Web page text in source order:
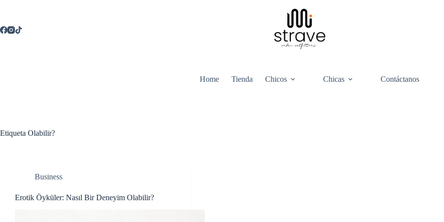
Home Tienda Chicos Chicas Contáctanos
Etiqueta Olabilir?
Business
Erotik Öyküler: Nasıl Bir Deneyim Olabilir?